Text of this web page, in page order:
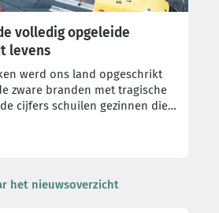
volledig opgeleide
levens
werd ons land opgeschrikt
zware branden met tragische
cijfers schuilen gezinnen die
die alles in het
realiteit: wanneer
het nieuwsoverzicht